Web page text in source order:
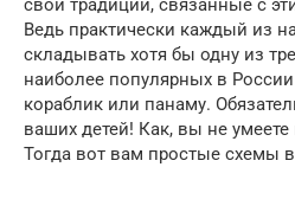
свои традиции, связанные с
Ведь практически каждый из
складывать хотя бы одну из
наиболее популярных в
кораблик или панаму.
ваших детей! Как, вы не
Тогда вот вам простые схемы